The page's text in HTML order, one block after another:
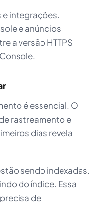
e integrações.
e anúncios
a versão HTTPS
é essencial. O
rastreamento e
dias revela
sendo indexadas.
do índice. Essa
de